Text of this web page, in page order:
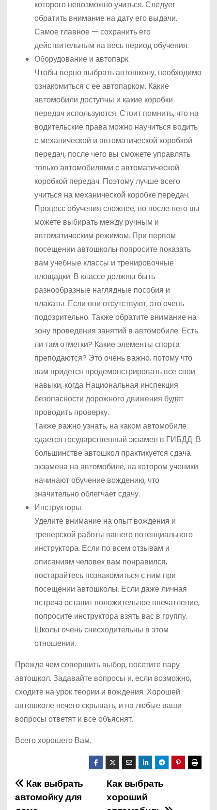
которого невозможно учиться. Следует
обратить внимание на дату его выдачи.
Самое главное — сохранить его
действительным на весь период обучения.
Оборудование и автопарк.
Чтобы верно выбрать автошколу, необходимо
ознакомиться с ее автопарком. Какие
автомобили доступны и какие коробки
передач используются. Стоит помнить, что на
водительские права можно научиться водить
с механической и автоматической коробкой
передач, после чего вы сможете управлять
только автомобилями с автоматической
коробкой передач. Поэтому лучше всего
учиться на механической коробке передач.
Процесс обучения сложнее, но после него вы
можете выбирать между ручным и
автоматическим режимом. При первом
посещении автошколы попросите показать
вам учебные классы и тренировочные
площадки. В классе должны быть
разнообразные наглядные пособия и
плакаты. Если они отсутствуют, это очень
подозрительно. Также обратите внимание на
зону проведения занятий в автомобиле. Есть
ли там отметки? Какие элементы спорта
преподаются? Это очень важно, потому что
вам придется продемонстрировать все свои
навыки, когда Национальная инспекция
безопасности дорожного движения будет
проводить проверку.
Также важно узнать, на каком автомобиле
сдается государственный экзамен в ГИБДД. В
большинстве автошкол практикуется сдача
экзамена на автомобиле, на котором ученики
начинают обучение вождению, что
значительно облегчает сдачу.
Инструкторы.
Уделите внимание на опыт вождения и
тренерской работы вашего потенциального
инструктора. Если по всем отзывам и
описаниям человек вам понравился,
постарайтесь познакомиться с ним при
посещении автошколы. Если даже личная
встреча оставит положительное впечатление,
попросите инструктора взять вас в группу.
Школы очень снисходительны в этом
отношении.
Прежде чем совершить выбор, посетите пару
автошкол. Задавайте вопросы и, если возможно,
сходите на урок теории и вождения. Хорошей
автошколе нечего скрывать, и на любые ваши
вопросы ответят и все объяснят.
Всего хорошего Вам.
Н
Как выбрать
хороший
Как выбрать
автомойку для